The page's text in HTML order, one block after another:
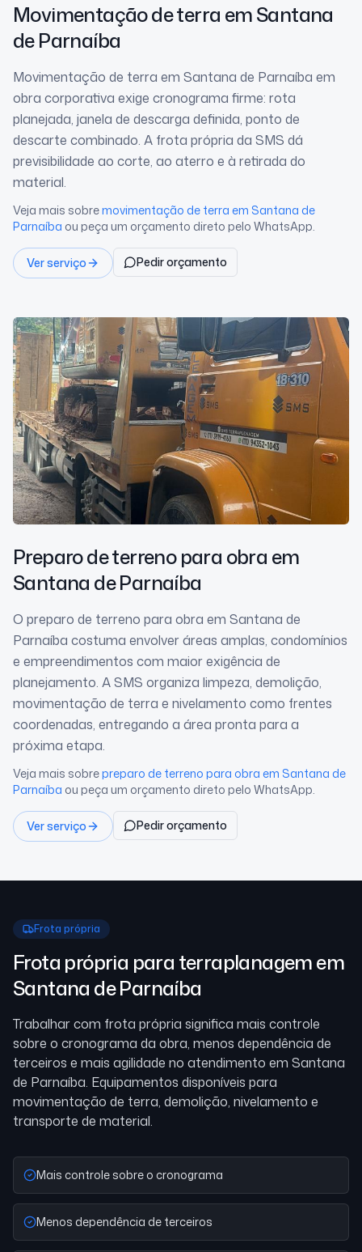
Movimentação de terra em Santana
de Parnaíba
Movimentação de terra em Santana de Parnaíba em
obra corporativa exige cronograma firme: rota
planejada, janela de descarga definida, ponto de
descarte combinado. A frota própria da SMS dá
previsibilidade ao corte, ao aterro e à retirada do
material.
Veja mais sobremovimentação de terra em Santana de
Parnaíba ou peça um orçamento direto pelo WhatsApp.
Ver serviço Pedir orçamento
Preparo de terreno para obra em
Santana de Parnaíba
O preparo de terreno para obra em Santana de
Parnaíba costuma envolver áreas amplas, condomínios
e empreendimentos com maior exigência de
planejamento. A SMS organiza limpeza, demolição,
movimentação de terra e nivelamento como frentes
coordenadas, entregando a área pronta para a
próxima etapa.
Veja mais sobrepreparo de terreno para obra em Santana de
Parnaíba ou peça um orçamento direto pelo WhatsApp.
Ver serviço Pedir orçamento
Frota própria
Frota própria para terraplanagemem
Santana de Parnaíba
Trabalhar com frota própria significa mais controle
sobre o cronograma da obra, menos dependência de
terceiros e mais agilidade no atendimento em Santana
de Parnaíba. Equipamentos disponíveis para
movimentação de terra, demolição, nivelamento e
transporte de material.
Mais controle sobre o cronograma
Menos dependência de terceiros